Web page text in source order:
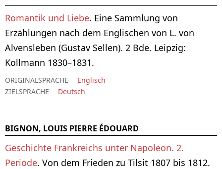
Romantik und Liebe. Eine Sammlung von
Erzählungen nach dem Englischen von L. von
Alvensleben (Gustav Sellen). 2 Bde. Leipzig:
Kollmann 1830–1831.
ORIGINALSPRACHE
Englisch
ZIELSPRACHE
Deutsch
BIGNON, LOUIS PIERRE ÉDOUARD
Geschichte Frankreichs unter Napoleon. 2.
Periode. Von dem Frieden zu Tilsit 1807 bis 1812.